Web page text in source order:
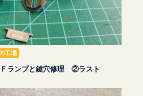
工場
ランプと鍵穴修理 ②ラスト